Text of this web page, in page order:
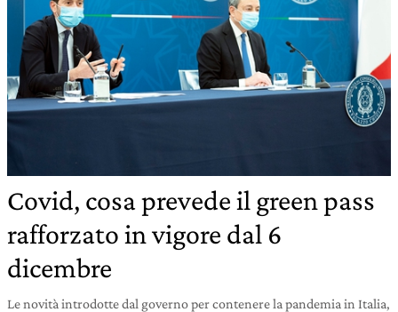
Covid, cosa prevede il green pass
rafforzato in vigore dal 6
dicembre
Le novità introdotte dal governo per contenere la pandemia in Italia,